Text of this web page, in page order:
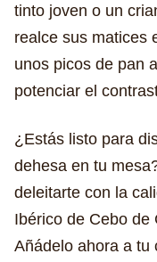
tinto joven o un
realce sus matices
unos picos de pan
potenciar el
¿Estás listo para
dehesa en tu
deleitarte con la
Ibérico de Cebo de
Añádelo ahora a tu